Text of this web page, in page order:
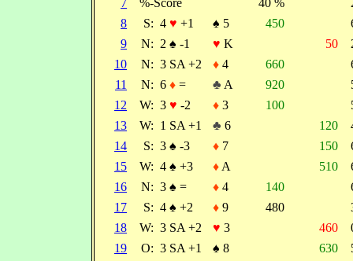
7
%-Score 40 %
8
S: 4 ♥ +1 ♠ 5 450
9
N: 2 ♠ -1 ♥ K 50
10
N: 3 SA +2 ♦ 4 660
11
N: 6 ♦ = ♣ A 920
12
W: 3 ♥ -2 ♦ 3 100
13
W: 1 SA +1 ♣ 6 120
14
S: 3 ♠ -3 ♦ 7 150
15
W: 4 ♠ +3 ♦ A 510
16
N: 3 ♠ = ♦ 4 140
17
S: 4 ♠ +2 ♦ 9 480
18
W: 3 SA +2 ♥ 3 460
19
O: 3 SA +1 ♠ 8 630